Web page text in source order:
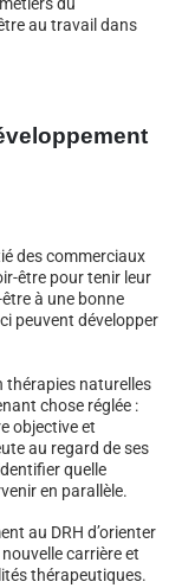
au travail dans
des commerciaux
être pour tenir leur
à une bonne
peuvent développer
thérapies naturelles
chose réglée :
objective et
au regard de ses
quelle
en parallèle.
au DRH d’orienter
carrière et
thérapeutiques.